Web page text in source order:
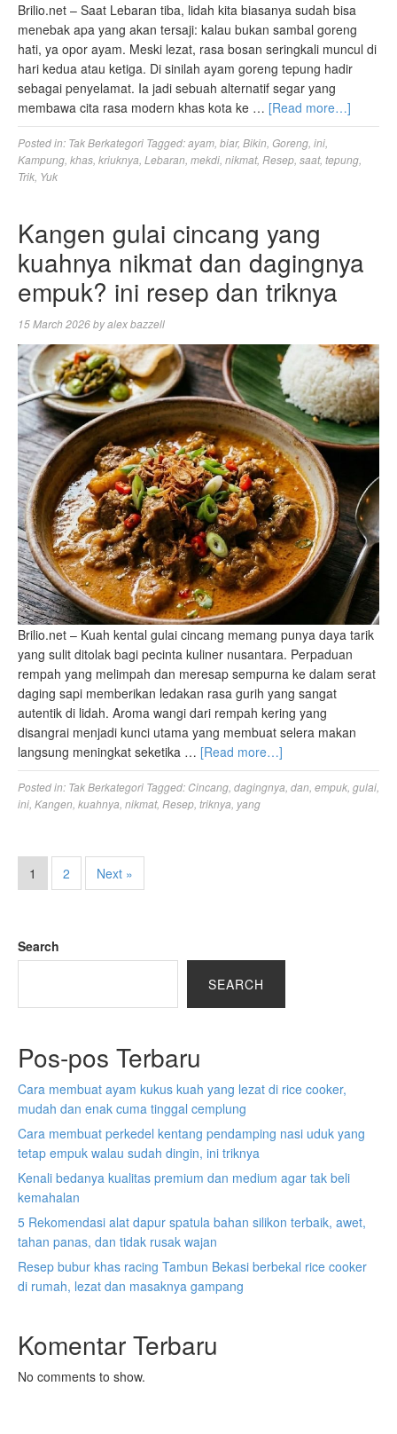
Brilio.net – Saat Lebaran tiba, lidah kita biasanya sudah bisa
menebak apa yang akan tersaji: kalau bukan sambal goreng
hati, ya opor ayam. Meski lezat, rasa bosan seringkali muncul di
hari kedua atau ketiga. Di sinilah ayam goreng tepung hadir
sebagai penyelamat. Ia jadi sebuah alternatif segar yang
membawa cita rasa modern khas kota ke … [Read more…]
Posted in: Tak Berkategori Tagged:ayam, biar, Bikin, Goreng, ini,
Kampung, khas, kriuknya, Lebaran, mekdi, nikmat, Resep, saat, tepung,
Trik, Yuk
Kangen gulai cincang yang
kuahnya nikmat dan dagingnya
empuk? ini resep dan triknya
15 March 2026byalex bazzell
Brilio.net – Kuah kental gulai cincang memang punya daya tarik
yang sulit ditolak bagi pecinta kuliner nusantara. Perpaduan
rempah yang melimpah dan meresap sempurna ke dalam serat
daging sapi memberikan ledakan rasa gurih yang sangat
autentik di lidah. Aroma wangi dari rempah kering yang
disangrai menjadi kunci utama yang membuat selera makan
langsung meningkat seketika … [Read more…]
Posted in: Tak Berkategori Tagged: Cincang dagingnya dan empuk gulai
ini Kangen kuahnya nikmat, Resep triknya yang
1 2 Next »
Search
SEARCH
Pos-pos Terbaru
Cara membuat ayam kukus kuah yang lezat di rice cooker,
mudah dan enak cuma tinggal cemplung
Cara membuat perkedel kentang pendamping nasi uduk yang
tetap empuk walau sudah dingin, ini triknya
Kenali bedanya kualitas premium dan medium agar tak beli
kemahalan
5 Rekomendasi alat dapur spatula bahan silikon terbaik, awet,
tahan panas, dan tidak rusak wajan
Resep bubur khas racing Tambun Bekasi berbekal rice cooker
di rumah, lezat dan masaknya gampang
Komentar Terbaru
No comments to show.